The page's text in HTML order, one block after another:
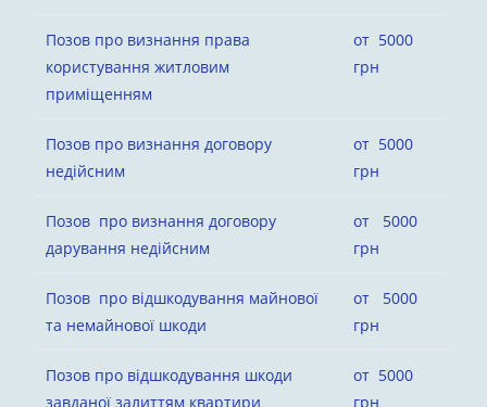
Позов про визнання права
користування житловим
приміщенням
от 5000
грн
Позов про визнання договору
недійсним
от 5000
грн
Позов про визнання договору
дарування недійсним
от 5000
грн
Позов про відшкодування майнової
та немайнової шкоди
от 5000
грн
Позов про відшкодування шкоди
завданої залиттям квартири
от 5000
грн